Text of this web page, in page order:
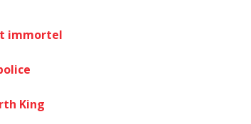
immortel
King